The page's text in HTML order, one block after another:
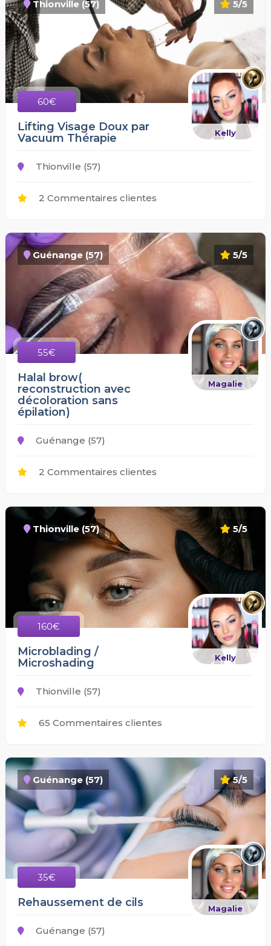
5/5
Thionville (57)
60€
Kelly
Lifting Visage Doux par
Vacuum Thérapie
Thionville (57)
2 Commentaires clientes
5/5
Guénange (57)
55€
Magalie
Halal brow(
reconstruction avec
décoloration sans
épilation)
Guénange (57)
2 Commentaires clientes
5/5
Thionville (57)
160€
Kelly
Microblading /
Microshading
Thionville (57)
65 Commentaires clientes
5/5
Guénange (57)
35€
Magalie
Rehaussement de cils
Guénange (57)